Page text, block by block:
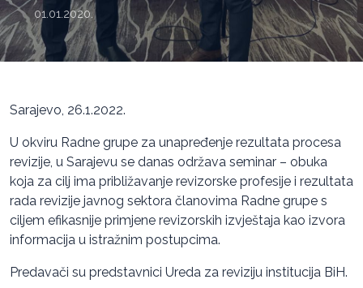
01.01.2020.
Sarajevo, 26.1.2022.
U okviru Radne grupe za unapređenje rezultata procesa
revizije, u Sarajevu se danas održava seminar – obuka
koja za cilj ima približavanje revizorske profesije i rezultata
rada revizije javnog sektora članovima Radne grupe s
ciljem efikasnije primjene revizorskih izvještaja kao izvora
informacija u istražnim postupcima.
Predavači su predstavnici Ureda za reviziju institucija BiH.